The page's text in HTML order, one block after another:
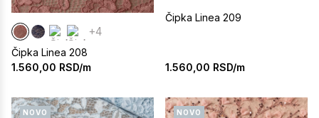
+4
Čipka Linea 208
1.560,00 RSD/m
Čipka Linea 209
1.560,00 RSD/m
NOVO NOVO